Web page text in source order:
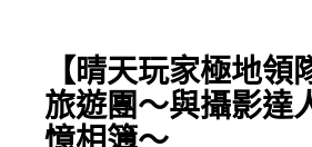
站
中
埃
西
亞
購
物
【晴天玩家極地
旅遊團～與攝影達